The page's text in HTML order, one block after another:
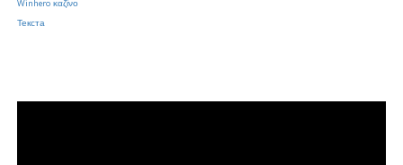
Winhero καζίνο
Текста